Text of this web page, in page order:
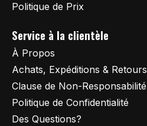
Politique de Prix
Service à la clientèle
À Propos
Achats, Expéditions & Retours
Clause de Non-Responsabilité
Politique de Confidentialité
Des Questions?